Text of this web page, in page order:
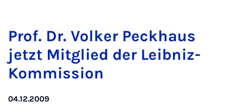
Prof. Dr. Volk­er Peck­haus
jet­zt Mit­glied der Leib­n­iz-
Kom­mis­sion
04.12.2009